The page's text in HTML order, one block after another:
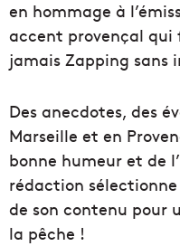
en hommage à
accent provençal qui
jamais Zapping sans
Des anecdotes, des
Marseille et en
bonne humeur et de
rédaction
de son contenu pour
la pêche !